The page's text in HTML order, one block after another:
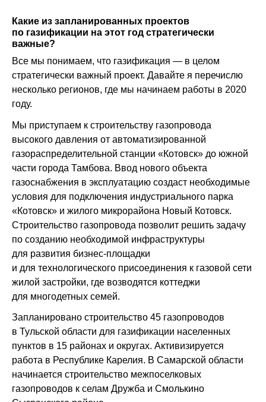
Какие из запланированных проектов
по газификации на этот год стратегически
важные?
Все мы понимаем, что газификация — в целом
стратегически важный проект. Давайте я перечислю
несколько регионов, где мы начинаем работы в 2020
году.
Мы приступаем к строительству газопровода
высокого давления от автоматизированной
газораспределительной станции «Котовск» до южной
части города Тамбова. Ввод нового объекта
газоснабжения в эксплуатацию создаст необходимые
условия для подключения индустриального парка
«Котовск» и жилого микрорайона Новый Котовск.
Строительство газопровода позволит решить задачу
по созданию необходимой инфраструктуры
для развития бизнес-площадки
и для технологического присоединения к газовой сети
жилой застройки, где возводятся коттеджи
для многодетных семей.
Запланировано строительство 45 газопроводов
в Тульской области для газификации населенных
пунктов в 15 районах и округах. Активизируется
работа в Республике Карелия. В Самарской области
начинается строительство межпоселковых
газопроводов к селам Дружба и Смолькино